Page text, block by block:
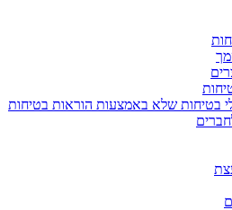
בטיחות שלא באמצעות הוראות בטיחות